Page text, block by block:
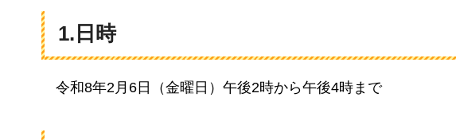
1.日時
令和8年2月6日（金曜日）午後2時から午後4時まで